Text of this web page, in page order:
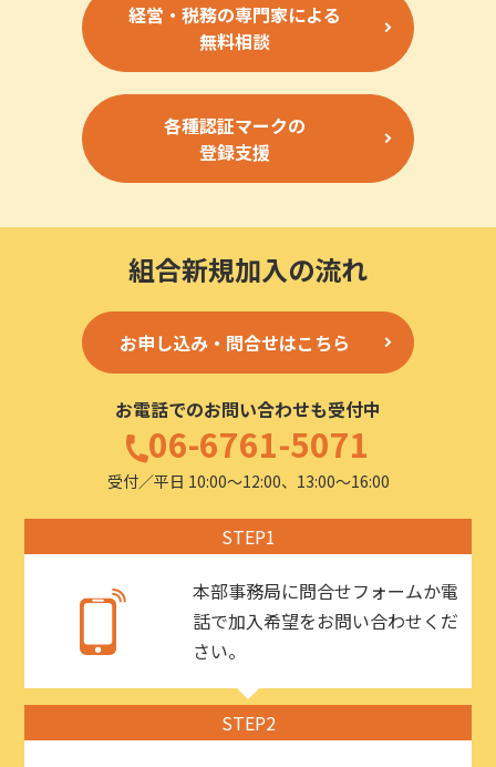
経営・税務の専門家による
無料相談
各種認証マークの
登録支援
組合新規加入の流れ
お申し込み・問合せはこちら
お電話でのお問い合わせも受付中
06-6761-5071
受付／平日 10:00〜12:00、13:00〜16:00
STEP1
本部事務局に問合せフォームか電
話で加入希望をお問い合わせくだ
さい。
STEP2